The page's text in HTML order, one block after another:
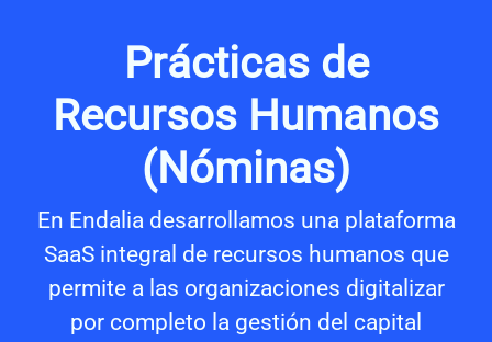
Prácticas de
Recursos Humanos
(Nóminas)
En Endalia desarrollamos una plataforma
SaaS integral de recursos humanos que
permite a las organizaciones digitalizar
por completo la gestión del capital